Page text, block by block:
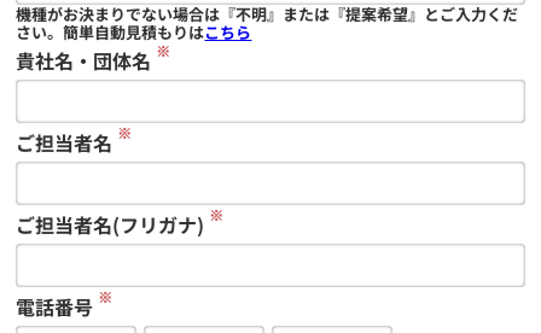
機種がお決まりでない場合は『不明』または『提案希望』とご入力くだ
さい。簡単自動見積もりはこちら
貴社名・団体名 ※
ご担当者名 ※
ご担当者名(フリガナ) ※
電話番号 ※